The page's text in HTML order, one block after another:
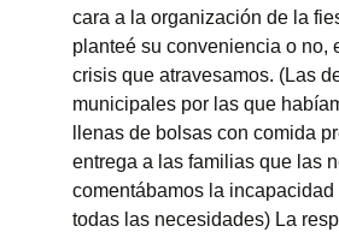
cara a la organización de la
planteé su conveniencia o no,
crisis que atravesamos. (Las
municipales por las que
llenas de bolsas con comida
entrega a las familias que las
comentábamos la incapacidad
todas las necesidades) La